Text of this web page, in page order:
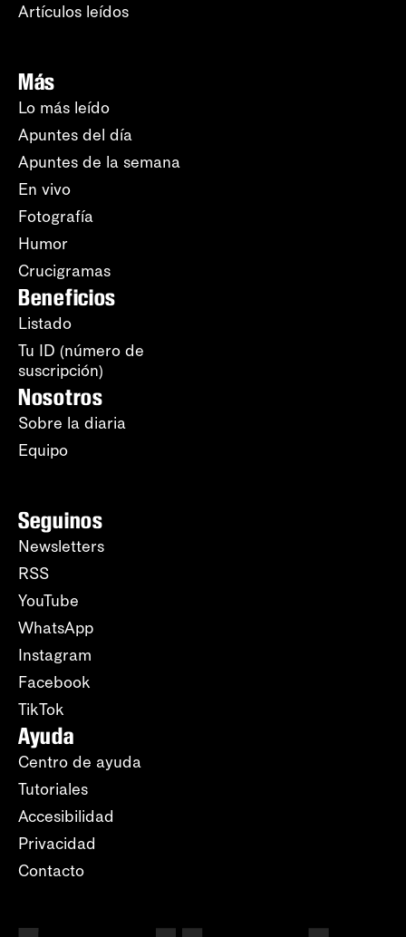
Artículos leídos
Más
Lo más leído
Apuntes del día
Apuntes de la semana
En vivo
Fotografía
Humor
Crucigramas
Beneficios
Listado
Tu ID (número de
suscripción)
Nosotros
Sobre la diaria
Equipo
Seguinos
Newsletters
RSS
YouTube
WhatsApp
Instagram
Facebook
TikTok
Ayuda
Centro de ayuda
Tutoriales
Accesibilidad
Privacidad
Contacto